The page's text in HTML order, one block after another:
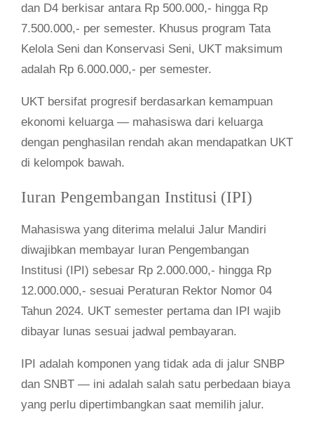
dan D4 berkisar antara Rp 500.000,- hingga Rp
7.500.000,- per semester. Khusus program Tata
Kelola Seni dan Konservasi Seni, UKT maksimum
adalah Rp 6.000.000,- per semester.
UKT bersifat progresif berdasarkan kemampuan
ekonomi keluarga — mahasiswa dari keluarga
dengan penghasilan rendah akan mendapatkan UKT
di kelompok bawah.
Iuran Pengembangan Institusi (IPI)
Mahasiswa yang diterima melalui Jalur Mandiri
diwajibkan membayar Iuran Pengembangan
Institusi (IPI) sebesar Rp 2.000.000,- hingga Rp
12.000.000,- sesuai Peraturan Rektor Nomor 04
Tahun 2024. UKT semester pertama dan IPI wajib
dibayar lunas sesuai jadwal pembayaran.
IPI adalah komponen yang tidak ada di jalur SNBP
dan SNBT — ini adalah salah satu perbedaan biaya
yang perlu dipertimbangkan saat memilih jalur.